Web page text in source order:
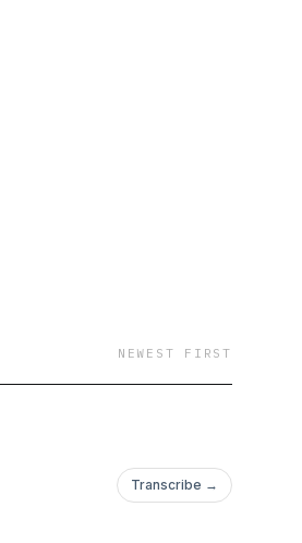
NEWEST FIRST
Transcribe →